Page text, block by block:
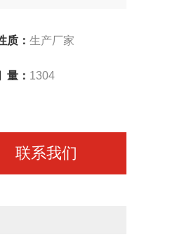
质： 生产厂家
量： 1304
联系我们